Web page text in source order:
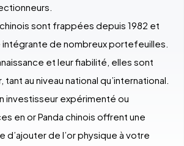
sont frappées depuis 1982 et
de nombreux portefeuilles.
et leur fiabilité, elles sont
au niveau national qu’international.
investisseur expérimenté ou
en or Panda chinois offrent une
d’ajouter de l’or physique à votre